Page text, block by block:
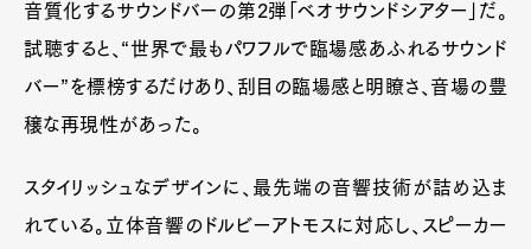
音質化するサウンドバーの第2弾「ベオサウンドシアター」だ。
試聴すると、“世界で最もパワフルで臨場感あふれるサウンド
バー”を標榜するだけあり、刮目の臨場感と明瞭さ、音場の豊
穣な再現性があった。
スタイリッシュなデザインに、最先端の音響技術が詰め込ま
れている。立体音響のドルビーアトモスに対応し、スピーカー